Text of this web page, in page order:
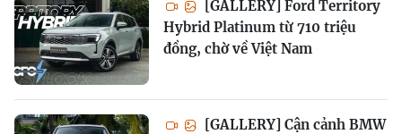
[GALLERY] Ford Territory
Hybrid Platinum từ 710 triệu
đồng, chờ về Việt Nam
[GALLERY] Cận cảnh BMW